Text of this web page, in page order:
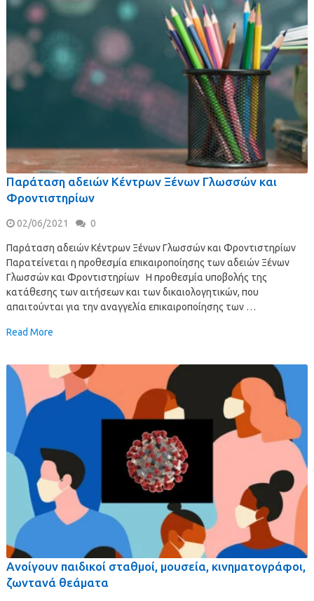
Παράταση αδειών Κέντρων Ξένων Γλωσσών και
Φροντιστηρίων
02/06/2021 0
Παράταση αδειών Κέντρων Ξένων Γλωσσών και Φροντιστηρίων
Παρατείνεται η προθεσμία επικαιροποίησης των αδειών Ξένων
Γλωσσών και Φροντιστηρίων H προθεσμία υποβολής της
κατάθεσης των αιτήσεων και των δικαιολογητικών, που
απαιτούνται για την αναγγελία επικαιροποίησης των …
Read More
Ανοίγουν παιδικοί σταθμοί, μουσεία, κινηματογράφοι,
ζωντανά θεάματα